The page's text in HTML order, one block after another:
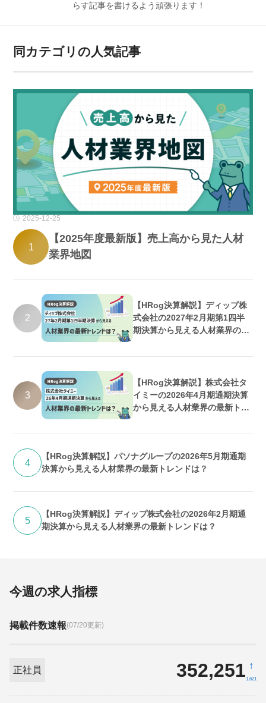
らす記事を書けるよう頑張ります！
同カテゴリの人気記事
2025-12-25
1
【2025年度最新版】売上高から見た人材
業界地図
2
【HRog決算解説】ディップ株
式会社の2027年2月期第1四半
期決算から見える人材業界の最
3
【HRog決算解説】株式会社タ
イミーの2026年4月期通期決算
から見える人材業界の最新トレ
4
【HRog決算解説】パソナグループの2026年5月期通期
決算から見える人材業界の最新トレンドは？
5
【HRog決算解説】ディップ株式会社の2026年2月期通
期決算から見える人材業界の最新トレンドは？
今週の求人指標
掲載件数速報(07/20更新)
正社員 352,251 ↑
1,621